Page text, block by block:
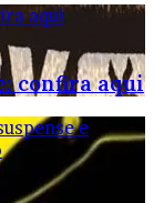
aqui
confira aqui
e